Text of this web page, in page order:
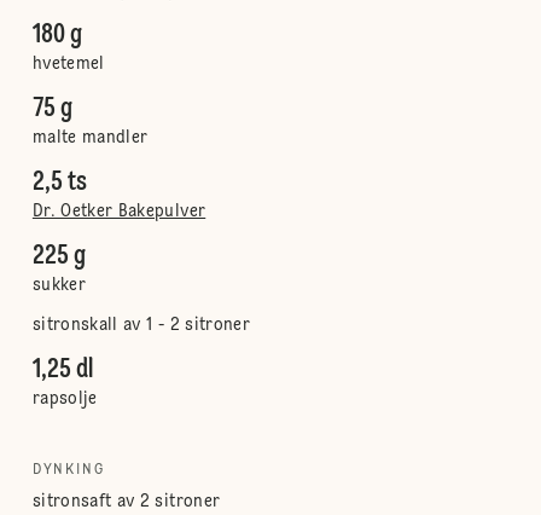
180 g
hvetemel
75 g
malte mandler
2,5 ts
Dr. Oetker Bakepulver
225 g
sukker
sitronskall av 1 - 2 sitroner
1,25 dl
rapsolje
DYNKING
sitronsaft av 2 sitroner